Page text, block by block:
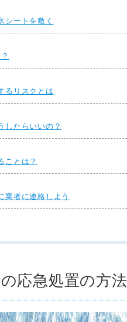
ートを敷く
るリスクとは
したらいいの？
ことは？
業者に連絡しよう
応急処置の方法